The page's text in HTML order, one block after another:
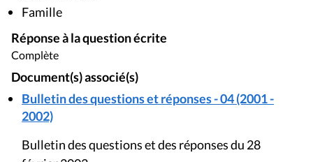
Famille
Réponse à la question écrite
Complète
Document(s) associé(s)
Bulletin des questions et réponses - 04 (2001 -
2002)
Bulletin des questions et des réponses du 28